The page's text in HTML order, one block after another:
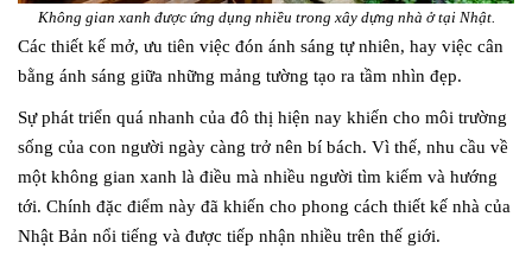
Không gian xanh được ứng dụng nhiều trong xây dựng nhà ở tại Nhật.
Các thiết kế mở, ưu tiên việc đón ánh sáng tự nhiên, hay việc cân
bằng ánh sáng giữa những mảng tường tạo ra tầm nhìn đẹp.
Sự phát triển quá nhanh của đô thị hiện nay khiến cho môi trường
sống của con người ngày càng trở nên bí bách. Vì thế, nhu cầu về
một không gian xanh là điều mà nhiều người tìm kiếm và hướng
tới. Chính đặc điểm này đã khiến cho phong cách thiết kế nhà của
Nhật Bản nổi tiếng và được tiếp nhận nhiều trên thế giới.